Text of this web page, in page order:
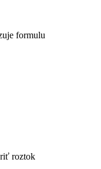
formulu
roztok